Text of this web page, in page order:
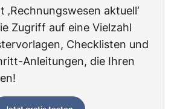
‚Rechnungswesen aktuell‘
Zugriff auf eine Vielzahl
Checklisten und
Anleitungen, die Ihren